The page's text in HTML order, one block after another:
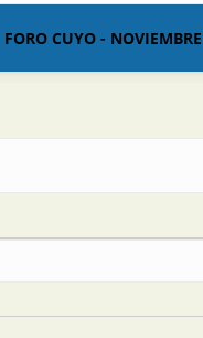
FORO CUYO -